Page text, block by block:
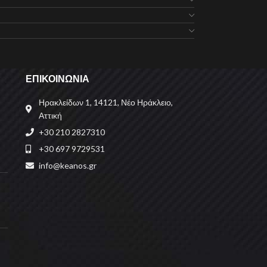
ΕΠΙΚΟΙΝΩΝΙΑ
Ηρακλείδων 1, 14121, Νέο Ηράκλειο,
Αττική
+30 210 2827310
+30 697 9729531
info@keanos.gr